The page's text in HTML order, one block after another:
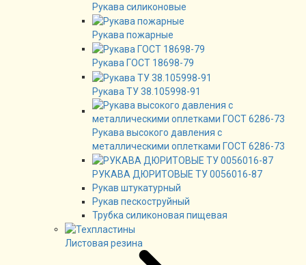
Рукава силиконовые
Рукава пожарные
Рукава ГОСТ 18698-79
Рукава ТУ 38.105998-91
Рукава высокого давления с
металлическими оплетками ГОСТ 6286-73
РУКАВА ДЮРИТОВЫЕ ТУ 0056016-87
Рукав штукатурный
Рукав пескоструйный
Трубка силиконовая пищевая
Листовая резина